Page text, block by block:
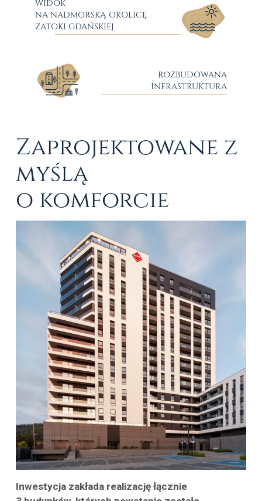
WIDOK
NA NADMORSKĄ OKOLICĘ
ZATOKI GDAŃSKIEJ
ROZBUDOWANA
INFRASTRUKTURA
Zaprojektowane z
myślą
o komforcie
Inwestycja zakłada realizację łącznie